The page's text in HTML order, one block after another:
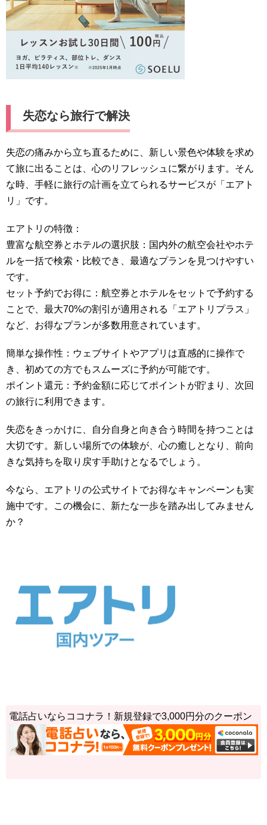
失恋なら旅行で解決
失恋の痛みから立ち直るために、新しい景色や体験を求め
て旅に出ることは、心のリフレッシュに繋がります。そん
な時、手軽に旅行の計画を立てられるサービスが「エアト
リ」です。
エアトリの特徴：
豊富な航空券とホテルの選択肢：国内外の航空会社やホテ
ルを一括で検索・比較でき、最適なプランを見つけやすい
です。
セット予約でお得に：航空券とホテルをセットで予約する
ことで、最大70%の割引が適用される「エアトリプラス」
など、お得なプランが多数用意されています。
簡単な操作性：ウェブサイトやアプリは直感的に操作で
き、初めての方でもスムーズに予約が可能です。
ポイント還元：予約金額に応じてポイントが貯まり、次回
の旅行に利用できます。
失恋をきっかけに、自分自身と向き合う時間を持つことは
大切です。新しい場所での体験が、心の癒しとなり、前向
きな気持ちを取り戻す手助けとなるでしょう。
今なら、エアトリの公式サイトでお得なキャンペーンも実
施中です。この機会に、新たな一歩を踏み出してみません
か？
電話占いならココナラ！新規登録で3,000円分のクーポン